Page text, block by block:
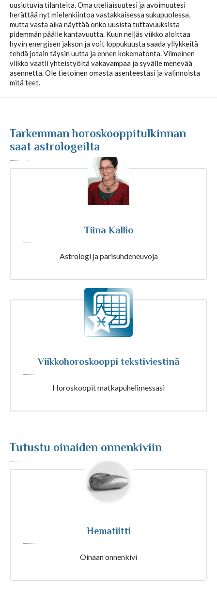
Horoskooppimerkit
Viikkohoroskooppi
Kuukausihoroskooppi
Elämänhoroskooppi
Rakkaushoroskooppi
Kiinalainen horoskooppi
Horoskooppiartikkelit
Tajunnanvirta Numerologi
Tajunnanvirta Tarotpöytä
Tajunnanvirta Päivänväri
uusiutuvia tilanteita. Oma uteliaisuutesi ja avoimuutesi
herättää nyt mielenkiintoa vastakkaisessa sukupuolessa,
mutta vasta aika näyttää onko uusista tuttavuuksista
pidemmän päälle kantavuutta. Kuun neljäs viikko aloittaa
hyvin energisen jakson ja voit loppukuusta saada yllykkeitä
tehdä jotain täysin uutta ja ennen kokematonta. Viimeinen
viikko vaatii yhteistyöltä vakavampaa ja syvälle menevää
asennetta. Ole tietoinen omasta asenteestasi ja valinnoista
mitä teet.
Tarkemman horoskooppitulkinnan
saat astrologeilta
Tiina Kallio
Astrologi ja parisuhdeneuvoja
Viikkohoroskooppi tekstiviestinä
Horoskoopit matkapuhelimessasi
Tutustu oinaiden onnenkiviin
Hematiitti
Oinaan onnenkivi